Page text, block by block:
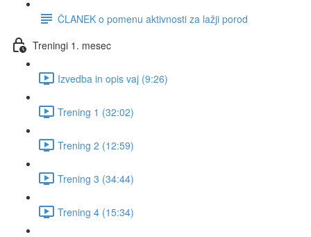
ČLANEK o pomenu aktivnosti za lažji porod
Treningi 1. mesec
Izvedba in opis vaj (9:26)
Trening 1 (32:02)
Trening 2 (12:59)
Trening 3 (34:44)
Trening 4 (15:34)